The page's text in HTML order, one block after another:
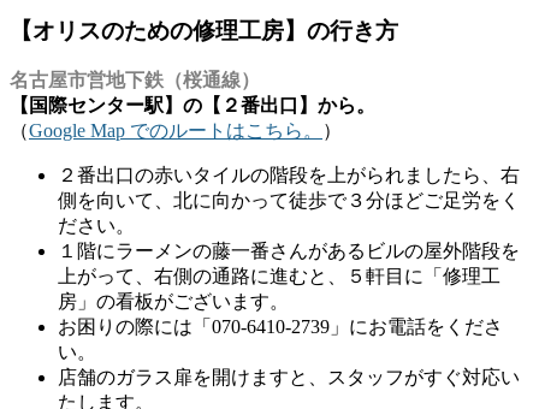
【オリスのための修理工房】の行き方
名古屋市営地下鉄（桜通線）
【国際センター駅】の【２番出口】から。
（Google Map でのルートはこちら。 ）
２番出口の赤いタイルの階段を上がられましたら、右
側を向いて、北に向かって徒歩で３分ほどご足労をく
ださい。
１階にラーメンの藤一番さんがあるビルの屋外階段を
上がって、右側の通路に進むと、５軒目に「修理工
房」の看板がございます。
お困りの際には「070-6410-2739」にお電話をくださ
い。
店舗のガラス扉を開けますと、スタッフがすぐ対応い
たします。